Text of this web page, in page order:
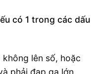
có 1 trong các dấu
không lên số, hoặc